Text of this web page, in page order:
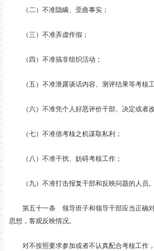
（二）不准隐瞒、歪曲事实；
（三）不准弄虚作假；
（四）不准搞非组织活动；
（五）不准泄露谈话内容、测评结果等考核工
（六）不准凭个人好恶评价干部、决定或者改
（七）不准借考核之机谋取私利；
（八）不准干扰、妨碍考核工作；
（九）不准打击报复干部和反映问题的人员。
第五十一条 领导班子和领导干部应当正确对
思想，客观反映情况。
对不按照要求参加或者不认真配合考核工作